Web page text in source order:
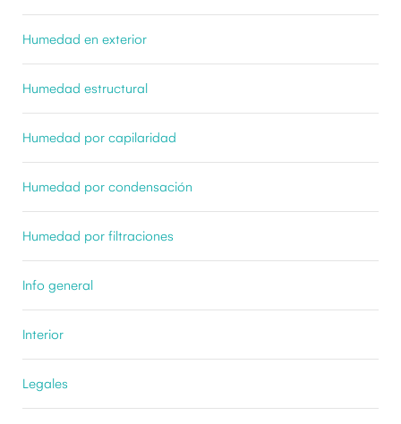
Humedad en exterior
Humedad estructural
Humedad por capilaridad
Humedad por condensación
Humedad por filtraciones
Info general
Interior
Legales